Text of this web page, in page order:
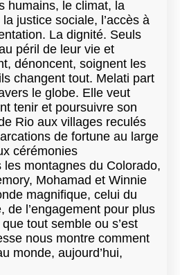
humains, le climat, la
justice sociale, l’accès à
La dignité. Seuls
péril de leur vie et
dénoncent, soignent les
changent tout. Melati part
le globe. Elle veut
tenir et poursuivre son
Rio aux villages reculés
de fortune au large
cérémonies
montagnes du Colorado,
Mohamad et Winnie
magnifique, celui du
de l’engagement pour plus
tout semble ou s’est
nous montre comment
monde, aujourd’hui,